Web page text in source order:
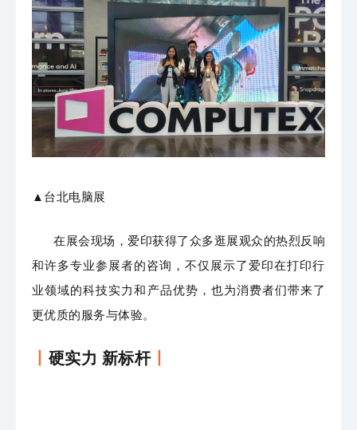
▲ 台北电脑展
在展会现场，爱印获得了众多逛展观众的热烈反响
和许多专业参展者的咨询，不仅 展示了爱印在打印行
业领域的科技实力和产品优势， 也为消费者们带来了
更优质的服务与体验。
硬实力 新标杆丨